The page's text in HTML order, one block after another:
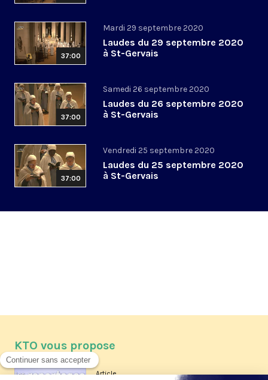
37:00
Mardi 29 septembre 2020
Laudes du 29 septembre 2020
à St-Gervais
37:00
Samedi 26 septembre 2020
Laudes du 26 septembre 2020
à St-Gervais
37:00
Vendredi 25 septembre 2020
Laudes du 25 septembre 2020
à St-Gervais
KTO vous propose
Article